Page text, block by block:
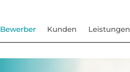
Bewerber Kunden Leistungen